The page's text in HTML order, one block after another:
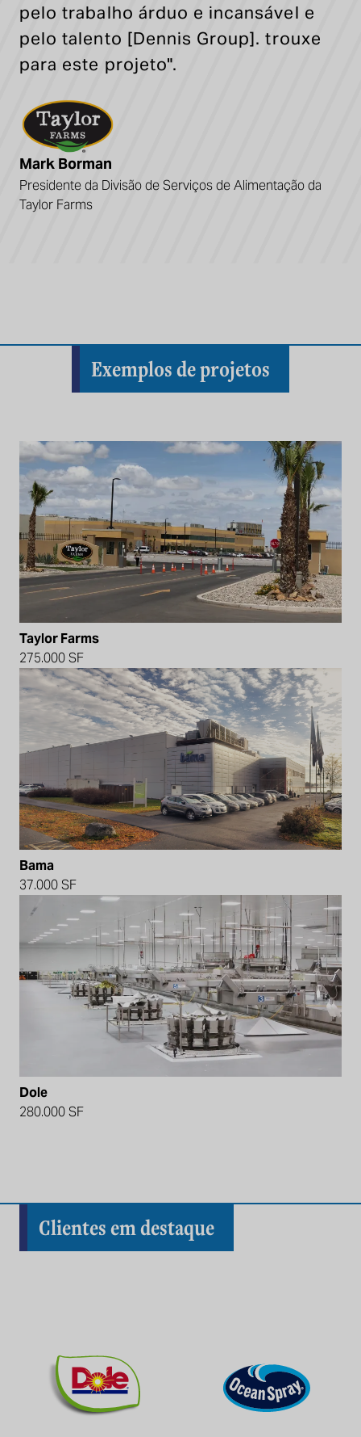
pelo trabalho árduo e incansável e
pelo talento [Dennis Group]. trouxe
para este projeto".
Mark Borman
Presidente da Divisão de Serviços de Alimentação da
Taylor Farms
Exemplos de projetos
Taylor Farms
275.000 SF
Bama
37.000 SF
Dole
280.000 SF
Clientes em destaque